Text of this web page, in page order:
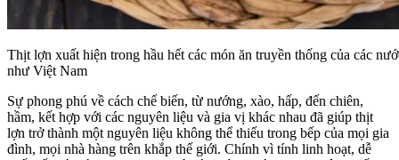
Thịt lợn xuất hiện trong hầu hết các món ăn truyền thống của các
như Việt Nam
Sự phong phú về cách chế biến, từ nướng, xào, hấp, đến chiên,
hầm, kết hợp với các nguyên liệu và gia vị khác nhau đã giúp thịt
lợn trở thành một nguyên liệu không thể thiếu trong bếp của mọi gia
đình, mọi nhà hàng trên khắp thế giới. Chính vì tính linh hoạt, dễ